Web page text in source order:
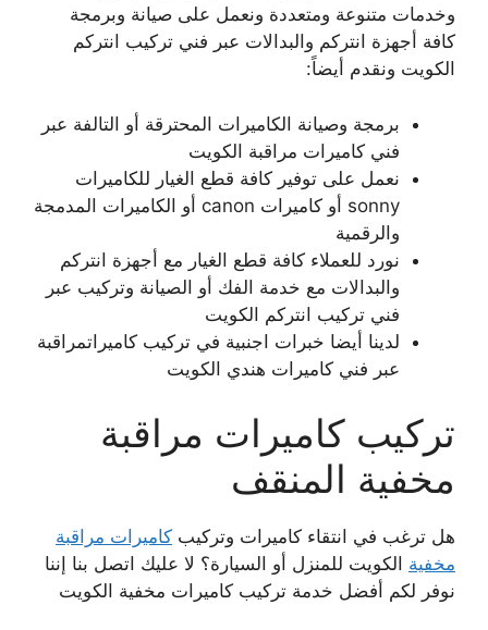
وخدمات متنوعة ومتعددة ونعمل على صيانة وبرمجة
كافة أجهزة انتركم والبدالات عبر فني تركيب انتركم
الكويت ونقدم أيضاً:
برمجة وصيانة الكاميرات المحترقة أو التالفة عبر
فني كاميرات مراقبة الكويت
نعمل على توفير كافة قطع الغيار للكاميرات
sonny أو كاميرات canon أو الكاميرات المدمجة
والرقمية
نورد للعملاء كافة قطع الغيار مع أجهزة انتركم
والبدالات مع خدمة الفك أو الصيانة وتركيب عبر
فني تركيب انتركم الكويت
لدينا أيضا خبرات اجنبية في تركيب كاميراتمراقبة
عبر فني كاميرات هندي الكويت
تركيب كاميرات مراقبة
مخفية المنقف
هل ترغب في انتقاء كاميرات وتركيب كاميرات مراقبة
مخفية الكويت للمنزل أو السيارة؟ لا عليك اتصل بنا إننا
نوفر لكم أفضل خدمة تركيب كاميرات مخفية الكويت